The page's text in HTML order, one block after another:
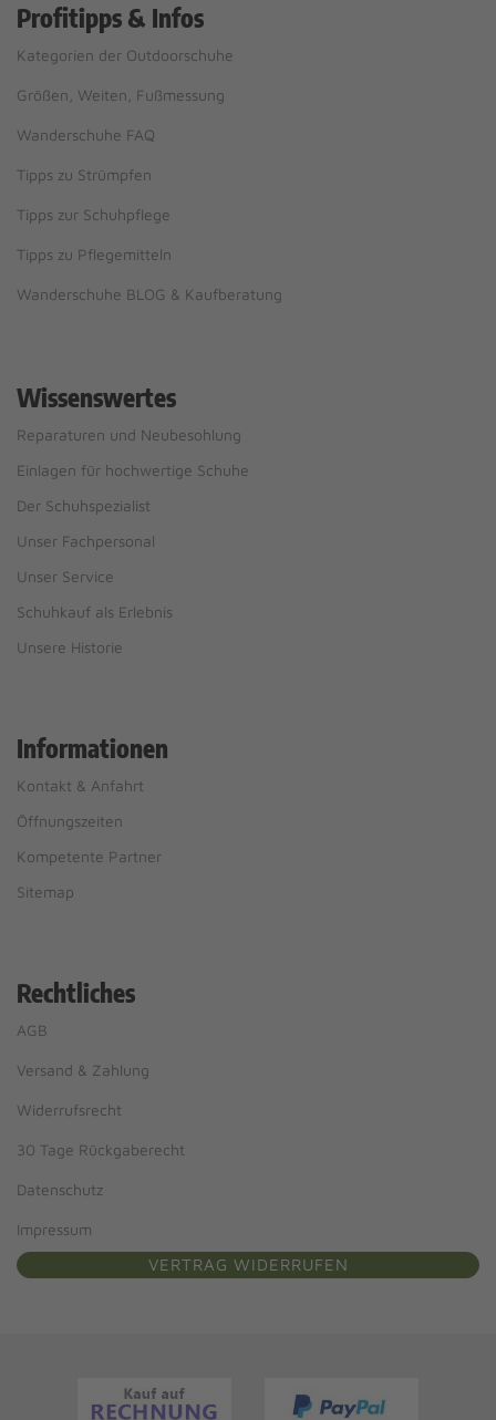
Profitipps & Infos
Kategorien der Outdoorschuhe
Größen, Weiten, Fußmessung
Wanderschuhe FAQ
Tipps zu Strümpfen
Tipps zur Schuhpflege
Tipps zu Pflegemitteln
Wanderschuhe BLOG & Kaufberatung
Wissenswertes
Reparaturen und Neubesohlung
Einlagen für hochwertige Schuhe
Der Schuhspezialist
Unser Fachpersonal
Unser Service
Schuhkauf als Erlebnis
Unsere Historie
Informationen
Kontakt & Anfahrt
Öffnungszeiten
Kompetente Partner
Sitemap
Rechtliches
AGB
Versand & Zahlung
Widerrufsrecht
30 Tage Rückgaberecht
Datenschutz
Impressum
VERTRAG WIDERRUFEN